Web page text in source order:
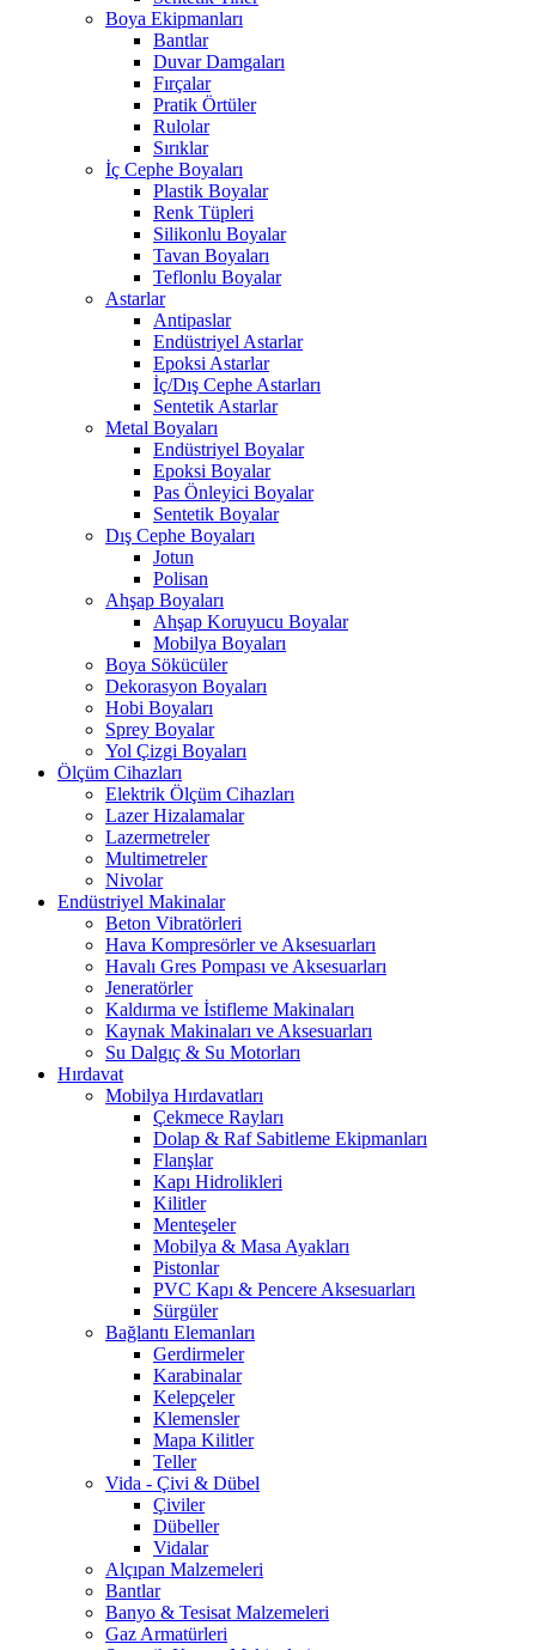
Boya Ekipmanları
Bantlar
Duvar Damgaları
Fırçalar
Pratik Örtüler
Rulolar
Sırıklar
İç Cephe Boyaları
Plastik Boyalar
Renk Tüpleri
Silikonlu Boyalar
Tavan Boyaları
Teflonlu Boyalar
Astarlar
Antipaslar
Endüstriyel Astarlar
Epoksi Astarlar
İç/Dış Cephe Astarları
Sentetik Astarlar
Metal Boyaları
Endüstriyel Boyalar
Epoksi Boyalar
Pas Önleyici Boyalar
Sentetik Boyalar
Dış Cephe Boyaları
Jotun
Polisan
Ahşap Boyaları
Ahşap Koruyucu Boyalar
Mobilya Boyaları
Boya Sökücüler
Dekorasyon Boyaları
Hobi Boyaları
Sprey Boyalar
Yol Çizgi Boyaları
Ölçüm Cihazları
Elektrik Ölçüm Cihazları
Lazer Hizalamalar
Lazermetreler
Multimetreler
Nivolar
Endüstriyel Makinalar
Beton Vibratörleri
Hava Kompresörler ve Aksesuarları
Havalı Gres Pompası ve Aksesuarları
Jeneratörler
Kaldırma ve İstifleme Makinaları
Kaynak Makinaları ve Aksesuarları
Su Dalgıç & Su Motorları
Hırdavat
Mobilya Hırdavatları
Çekmece Rayları
Dolap & Raf Sabitleme Ekipmanları
Flanşlar
Kapı Hidrolikleri
Kilitler
Menteşeler
Mobilya & Masa Ayakları
Pistonlar
PVC Kapı & Pencere Aksesuarları
Sürgüler
Bağlantı Elemanları
Gerdirmeler
Karabinalar
Kelepçeler
Klemensler
Mapa Kilitler
Teller
Vida - Çivi & Dübel
Çiviler
Dübeller
Vidalar
Alçıpan Malzemeleri
Bantlar
Banyo & Tesisat Malzemeleri
Gaz Armatürleri